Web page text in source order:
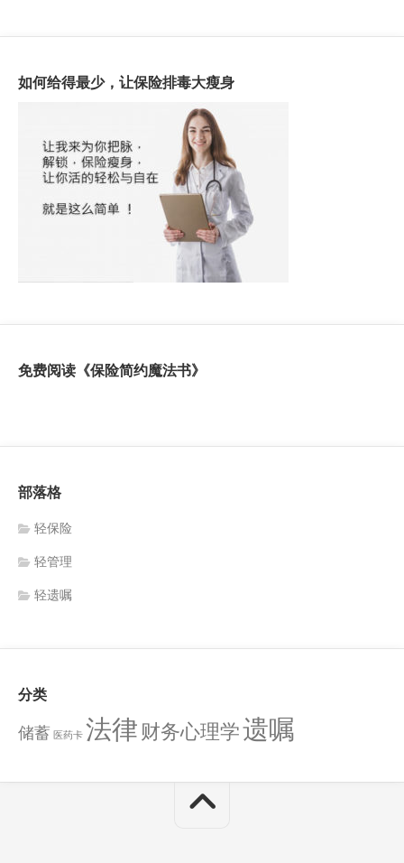
如何给得最少，让保险排毒大瘦身
免费阅读《保险简约魔法书》
部落格
轻保险
轻管理
轻遗嘱
分类
储蓄 医药卡 法律 财务心理学遗嘱